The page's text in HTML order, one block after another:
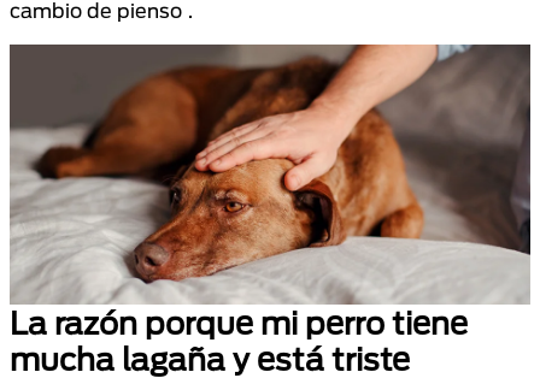
cambio de pienso .
La razón porque mi perro tiene
mucha lagaña y está triste